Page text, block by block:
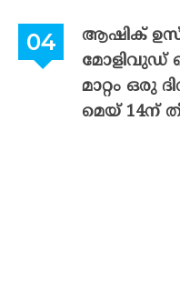
ആഷിക്
മോളിവുഡ്
മാറ്റം ഒരു
മെയ് 14ന്